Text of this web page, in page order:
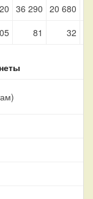
36 290 20 680
81 32